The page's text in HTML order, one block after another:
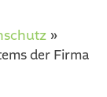
»
der Firma